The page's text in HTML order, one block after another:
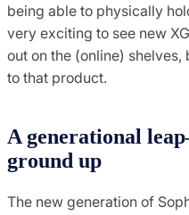
being able to physically
very exciting to see new
out on the (online)
to that product.
A generational
ground up
The new generation of